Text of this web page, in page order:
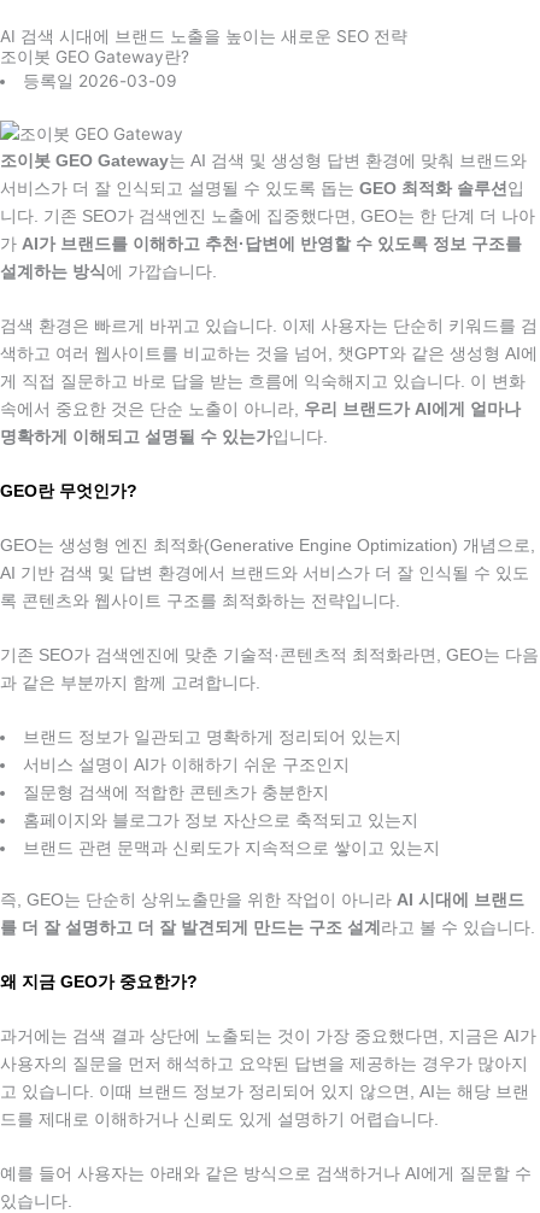
텐
츠
건
너
뛰
기
AI 검색 시대에 브랜드 노출을 높이는 새로운 SEO 전략
조이봇 GEO Gateway란?
등록일 2026-03-09
조이봇 GEO Gateway는 AI 검색 및 생성형 답변 환경에 맞춰 브랜드와
서비스가 더 잘 인식되고 설명될 수 있도록 돕는 GEO 최적화 솔루션 입
니다. 기존 SEO가 검색엔진 노출에 집중했다면, GEO는 한 단계 더 나아
가 AI가 브랜드를 이해하고 추천·답변에 반영할 수 있도록 정보 구조를
설계하는 방식 에 가깝습니다.
검색 환경은 빠르게 바뀌고 있습니다. 이제 사용자는 단순히 키워드를 검
색하고 여러 웹사이트를 비교하는 것을 넘어, 챗GPT와 같은 생성형 AI에
게 직접 질문하고 바로 답을 받는 흐름에 익숙해지고 있습니다. 이 변화
속에서 중요한 것은 단순 노출이 아니라, 우리 브랜드가 AI에게 얼마나
명확하게 이해되고 설명될 수 있는가입니다.
GEO란 무엇인가?
GEO는 생성형 엔진 최적화(Generative Engine Optimization) 개념으로,
AI 기반 검색 및 답변 환경에서 브랜드와 서비스가 더 잘 인식될 수 있도
록 콘텐츠와 웹사이트 구조를 최적화하는 전략입니다.
기존 SEO가 검색엔진에 맞춘 기술적·콘텐츠적 최적화라면, GEO는 다음
과 같은 부분까지 함께 고려합니다.
브랜드 정보가 일관되고 명확하게 정리되어 있는지
서비스 설명이 AI가 이해하기 쉬운 구조인지
질문형 검색에 적합한 콘텐츠가 충분한지
홈페이지와 블로그가 정보 자산으로 축적되고 있는지
브랜드 관련 문맥과 신뢰도가 지속적으로 쌓이고 있는지
즉, GEO는 단순히 상위노출만을 위한 작업이 아니라 AI 시대에 브랜드
를 더 잘 설명하고 더 잘 발견되게 만드는 구조 설계 라고 볼 수 있습니다.
왜 지금 GEO가 중요한가?
과거에는 검색 결과 상단에 노출되는 것이 가장 중요했다면, 지금은 AI가
사용자의 질문을 먼저 해석하고 요약된 답변을 제공하는 경우가 많아지
고 있습니다. 이때 브랜드 정보가 정리되어 있지 않으면, AI는 해당 브랜
드를 제대로 이해하거나 신뢰도 있게 설명하기 어렵습니다.
예를 들어 사용자는 아래와 같은 방식으로 검색하거나 AI에게 질문할 수
있습니다.